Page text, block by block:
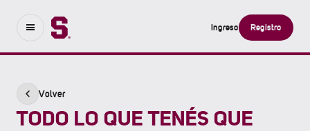
Ingreso Registro
Volver
TODO LO QUE TENÉS QUE